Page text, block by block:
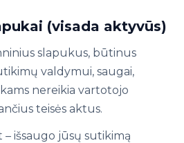
(visada aktyvūs)
slapukus, būtinus
valdymui, saugai,
nereikia vartotojo
teisės aktus.
​​išsaugo jūsų sutikimą